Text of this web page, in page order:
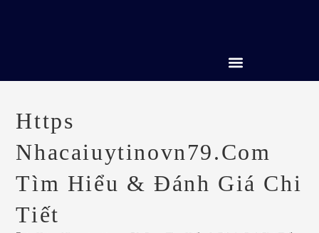
Https
Nhacaiuytinovn79.Com
Tìm Hiểu & Đánh Giá Chi
Tiết